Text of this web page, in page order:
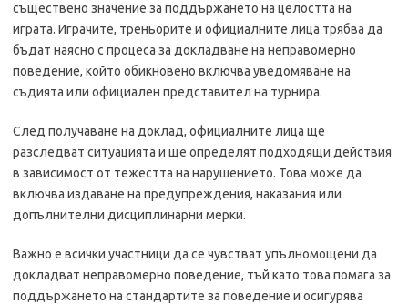
съществено значение за поддържането на целостта на
играта. Играчите, треньорите и официалните лица трябва да
бъдат наясно с процеса за докладване на неправомерно
поведение, който обикновено включва уведомяване на
съдията или официален представител на турнира.
След получаване на доклад, официалните лица ще
разследват ситуацията и ще определят подходящи действия
в зависимост от тежестта на нарушението. Това може да
включва издаване на предупреждения, наказания или
допълнителни дисциплинарни мерки.
Важно е всички участници да се чувстват упълномощени да
докладват неправомерно поведение, тъй като това помага за
поддържането на стандартите за поведение и осигурява